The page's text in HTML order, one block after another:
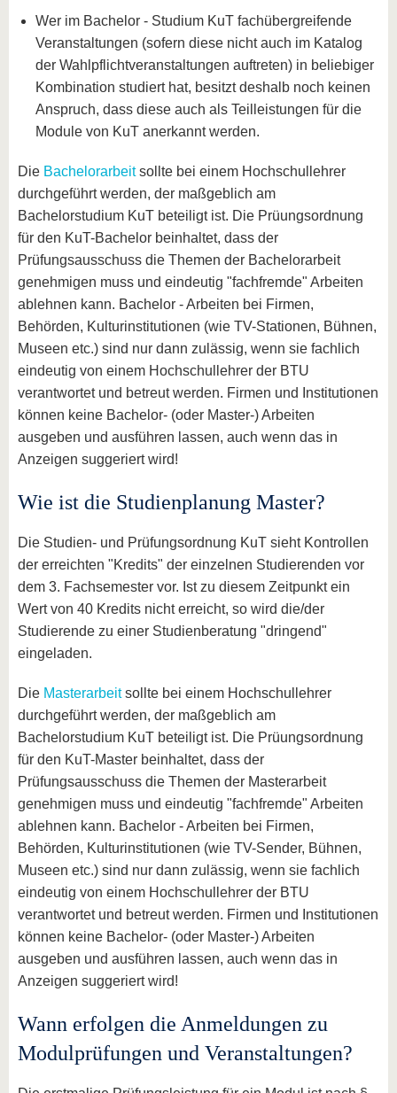
Wer im Bachelor - Studium KuT fachübergreifende
Veranstaltungen (sofern diese nicht auch im Katalog
der Wahlpflichtveranstaltungen auftreten) in beliebiger
Kombination studiert hat, besitzt deshalb noch keinen
Anspruch, dass diese auch als Teilleistungen für die
Module von KuT anerkannt werden.
Die Bachelorarbeitsollte bei einem Hochschullehrer
durchgeführt werden, der maßgeblich am
Bachelorstudium KuT beteiligt ist. Die Prüungsordnung
für den KuT-Bachelor beinhaltet, dass der
Prüfungsausschuss die Themen der Bachelorarbeit
genehmigen muss und eindeutig "fachfremde" Arbeiten
ablehnen kann. Bachelor - Arbeiten bei Firmen,
Behörden, Kulturinstitutionen (wie TV-Stationen, Bühnen,
Museen etc.) sind nur dann zulässig, wenn sie fachlich
eindeutig von einem Hochschullehrer der BTU
verantwortet und betreut werden. Firmen und Institutionen
können keine Bachelor- (oder Master-) Arbeiten
ausgeben und ausführen lassen, auch wenn das in
Anzeigen suggeriert wird!
Wie ist die Studienplanung Master?
Die Studien- und Prüfungsordnung KuT sieht Kontrollen
der erreichten "Kredits" der einzelnen Studierenden vor
dem 3. Fachsemester vor. Ist zu diesem Zeitpunkt ein
Wert von 40 Kredits nicht erreicht, so wird die/der
Studierende zu einer Studienberatung "dringend"
eingeladen.
Die Masterarbeitsollte bei einem Hochschullehrer
durchgeführt werden, der maßgeblich am
Bachelorstudium KuT beteiligt ist. Die Prüungsordnung
für den KuT-Master beinhaltet, dass der
Prüfungsausschuss die Themen der Masterarbeit
genehmigen muss und eindeutig "fachfremde" Arbeiten
ablehnen kann. Bachelor - Arbeiten bei Firmen,
Behörden, Kulturinstitutionen (wie TV-Sender, Bühnen,
Museen etc.) sind nur dann zulässig, wenn sie fachlich
eindeutig von einem Hochschullehrer der BTU
verantwortet und betreut werden. Firmen und Institutionen
können keine Bachelor- (oder Master-) Arbeiten
ausgeben und ausführen lassen, auch wenn das in
Anzeigen suggeriert wird!
Wann erfolgen die Anmeldungen zu
Modulprüfungen und Veranstaltungen?